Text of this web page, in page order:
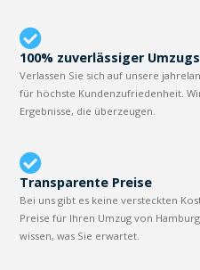
100% zuverlässiger
Verlassen Sie sich auf unsere
für höchste Kundenzufriedenheit.
Ergebnisse, die überzeugen.
Transparente Preise
Bei uns gibt es keine versteckten
Preise für Ihren Umzug von
wissen, was Sie erwartet.